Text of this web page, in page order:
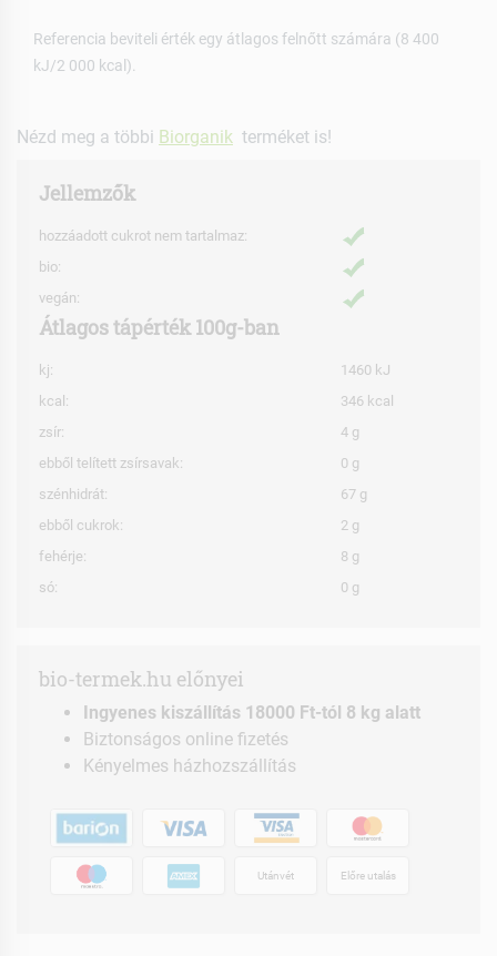
Referencia beviteli érték egy átlagos felnőtt számára (8 400
kJ/2 000 kcal).
Nézd meg a többi Biorganik terméket is!
Jellemzők
hozzáadott cukrot nem tartalmaz:
bio:
vegán:
Átlagos tápérték 100g-ban
kj:
1460 kJ
kcal:
346 kcal
zsír:
4 g
ebből telített zsírsavak:
0 g
szénhidrát:
67 g
ebből cukrok:
2 g
fehérje:
8 g
só:
0 g
bio-termek.hu előnyei
Ingyenes kiszállítás 18000 Ft-tól 8 kg alatt
Biztonságos online fizetés
Kényelmes házhozszállítás
Utánvét Előre utalás